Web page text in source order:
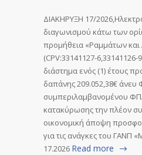
ΔΙΑΚΗΡΥΞΗ 17/
διαγωνισμού κάτω των
προμήθεια «Ραμμάτων και
(CPV:33141127-6,33141126-
διάστημα ενός (1) έτους
δαπάνης 209.052,38€ άνευ
συμπεριλαμβανομένου
κατακύρωσης την πλέον
οικονομική άποψη
για τις ανάγκες του ΓΑΝΠ
17.2026 Read more